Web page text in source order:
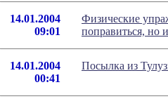
14.01.2004
09:01
Физические
поправиться, но
14.01.2004
00:41
Посылка из